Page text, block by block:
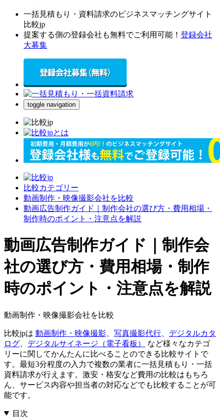
一括見積もり・資料請求のビジネスマッチングサイト
比較jp
提案する側の登録会社も無料でご利用可能！ 登録会社
大募集
toggle navigation
比較カテゴリー
動画制作・映像撮影会社を比較
動画広告制作ガイド｜制作会社の選び方・費用相場・
制作時のポイント・注意点を解説
動画広告制作ガイド｜制作会
社の選び方・費用相場・制作
時のポイント・注意点を解説
動画制作・映像撮影会社を比較
比較jpは 動画制作・映像撮影 写真撮影代行
デジタルカタ
ログ
デジタルサイネージ（電子看板）
など様々なカテゴ
リーに関してかんたんに比べることのできる比較サイトで
す。最短3分程度の入力で複数の業者に一括見積もり・一括
資料請求が行えます。激安・格安など費用の比較はもちろ
ん、サービス内容や担当者の対応などでも比較することが可
能です。
目次